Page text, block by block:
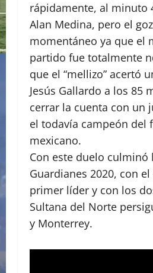
rápidamente, al
Alan Medina, pero el
momentáneo ya que el
partido fue totalmente
que el “mellizo” acertó
Jesús Gallardo a los 85
cerrar la cuenta con un
el todavía campeón del
mexicano.
Con este duelo culminó
Guardianes 2020, con
primer líder y con los
Sultana del Norte
y Monterrey.